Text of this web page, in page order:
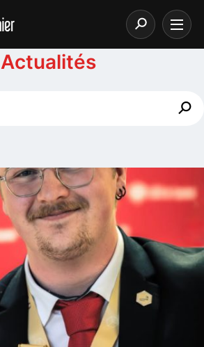
Actualités